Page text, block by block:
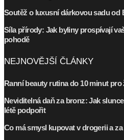
Soutěž o luxusní dárkovou sadu od
Síla přírody: Jak byliny prospívají
pohodě
NEJNOVĚJŠÍ ČLÁNKY
Ranní beauty rutina do 10 minut pro
Neviditelná daň za bronz: Jak
létě podpořit
Co má smysl kupovat v drogerii a